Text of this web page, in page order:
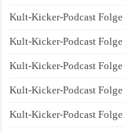
Kult-Kicker-Podcast
Kult-Kicker-Podcast Folge
Kult-Kicker-Podcast
Kult-Kicker-Podcast
Kult-Kicker-Podcast